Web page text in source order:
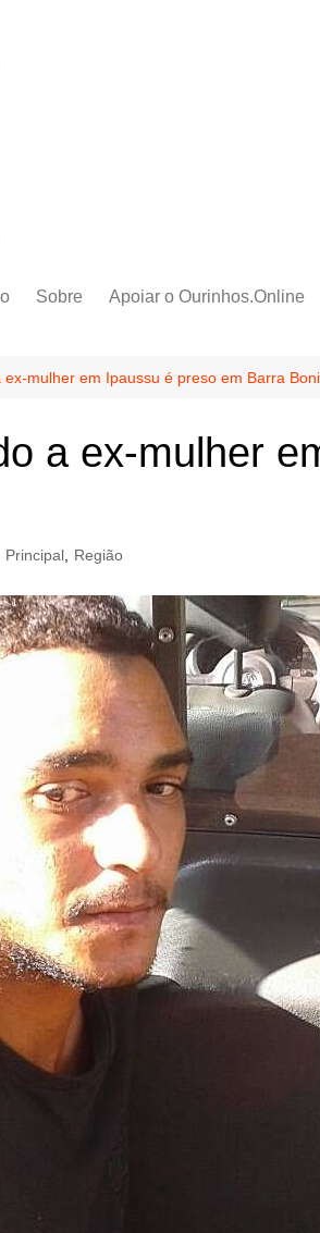
Sobre Apoiar o Ourinhos.Online
mulher em Ipaussu é preso em Barra
a ex-mulher
Principal, Região